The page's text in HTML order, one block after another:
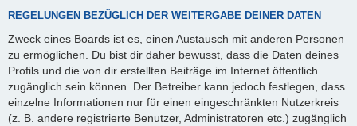
REGELUNGEN BEZÜGLICH DER WEITERGABE DEINER DATEN
Zweck eines Boards ist es, einen Austausch mit anderen Personen
zu ermöglichen. Du bist dir daher bewusst, dass die Daten deines
Profils und die von dir erstellten Beiträge im Internet öffentlich
zugänglich sein können. Der Betreiber kann jedoch festlegen, dass
einzelne Informationen nur für einen eingeschränkten Nutzerkreis
(z. B. andere registrierte Benutzer, Administratoren etc.) zugänglich